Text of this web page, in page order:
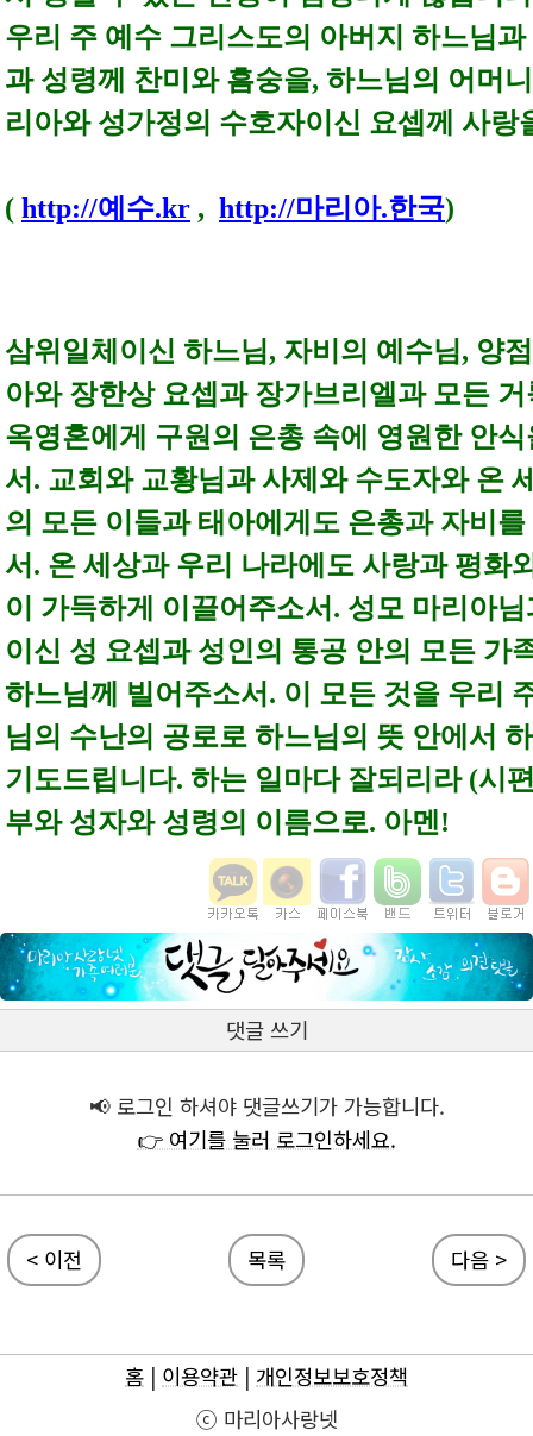
우리 주 예수 그리스도의 아버지 하느님
과 성령께 찬미와 흠숭을, 하느님의 어머
리아와 성가정의 수호자이신 요셉께 사랑
( http://예수.kr , http://마리아.한국)
삼위일체이신 하느님, 자비의 예수님, 양
아와 장한상 요셉과 장가브리엘과 모든
옥영혼에게 구원의 은총 속에 영원한 안
서. 교회와 교황님과 사제와 수도자와 온
의 모든 이들과 태아에게도 은총과 자비
서. 온 세상과 우리 나라에도 사랑과 평화
이 가득하게 이끌어주소서. 성모 마리아
이신 성 요셉과 성인의 통공 안의 모든 가
하느님께 빌어주소서. 이 모든 것을 우리
님의 수난의 공로로 하느님의 뜻 안에서
기도드립니다. 하는 일마다 잘되리라 (시
부와 성자와 성령의 이름으로. 아멘!
댓글 쓰기
📢 로그인 하셔야 댓글쓰기가 가능합니다.
👉 여기를 눌러 로그인하세요.
< 이전 목록 다음 >
홈 | 이용약관 | 개인정보보호정책
ⓒ 마리아사랑넷